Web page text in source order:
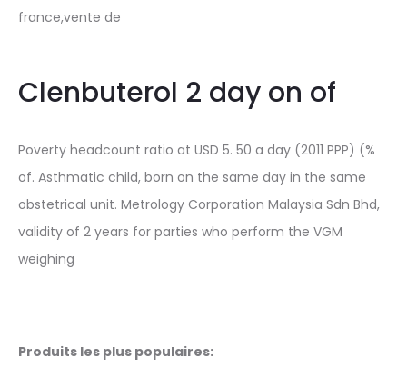
france,vente de
Clenbuterol 2 day on of
Poverty headcount ratio at USD 5. 50 a day (2011 PPP) (%
of. Asthmatic child, born on the same day in the same
obstetrical unit. Metrology Corporation Malaysia Sdn Bhd,
validity of 2 years for parties who perform the VGM
weighing
Produits les plus populaires: